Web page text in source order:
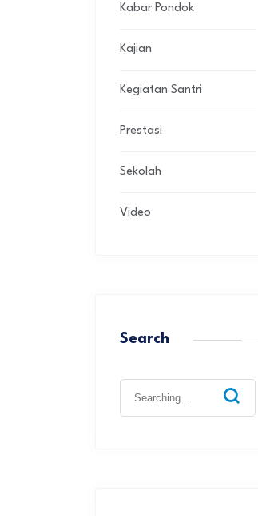
Kabar Pondok
Kajian
Kegiatan Santri
Prestasi
Sekolah
Video
Search